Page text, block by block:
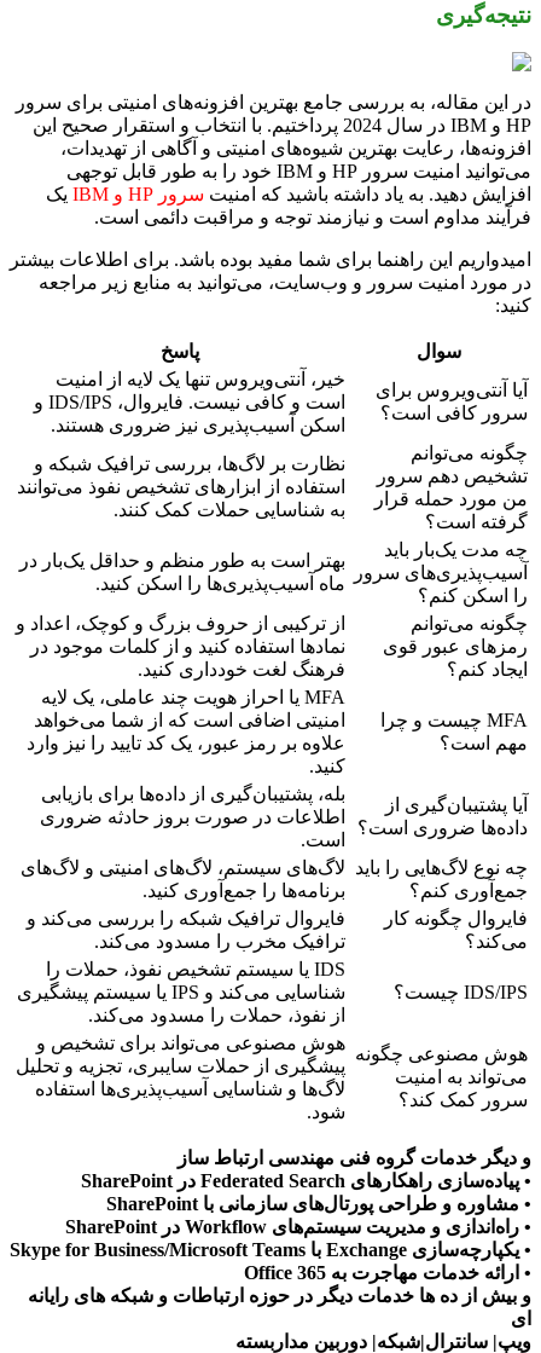
نتیجه‌گیری
در این مقاله، به بررسی جامع بهترین افزونه‌های امنیتی برای سرور
HP و IBM در سال 2024 پرداختیم. با انتخاب و استقرار صحیح این
افزونه‌ها، رعایت بهترین شیوه‌های امنیتی و آگاهی از تهدیدات،
می‌توانید امنیت سرور HP و IBM خود را به طور قابل توجهی
افزایش دهید. به یاد داشته باشید که امنیت سرور HP و IBM
یک
فرآیند مداوم است و نیازمند توجه و مراقبت دائمی است.
امیدواریم این راهنما برای شما مفید بوده باشد. برای اطلاعات بیشتر
در مورد امنیت سرور و وب‌سایت، می‌توانید به منابع زیر مراجعه
کنید:
سوال
پاسخ
آیا آنتی‌ویروس برای
سرور کافی است؟
خیر، آنتی‌ویروس تنها یک لایه از امنیت
است و کافی نیست. فایروال، IDS/IPS و
اسکن آسیب‌پذیری نیز ضروری هستند.
چگونه می‌توانم
تشخیص دهم سرور
من مورد حمله قرار
گرفته است؟
نظارت بر لاگ‌ها، بررسی ترافیک شبکه و
استفاده از ابزارهای تشخیص نفوذ می‌توانند
به شناسایی حملات کمک کنند.
چه مدت یک‌بار باید
آسیب‌پذیری‌های سرور
را اسکن کنم؟
بهتر است به طور منظم و حداقل یک‌بار در
ماه آسیب‌پذیری‌ها را اسکن کنید.
چگونه می‌توانم
رمزهای عبور قوی
ایجاد کنم؟
از ترکیبی از حروف بزرگ و کوچک، اعداد و
نمادها استفاده کنید و از کلمات موجود در
فرهنگ لغت خودداری کنید.
MFA چیست و چرا
مهم است؟
MFA یا احراز هویت چند عاملی، یک لایه
امنیتی اضافی است که از شما می‌خواهد
علاوه بر رمز عبور، یک کد تایید را نیز وارد
کنید.
آیا پشتیبان‌گیری از
داده‌ها ضروری است؟
بله، پشتیبان‌گیری از داده‌ها برای بازیابی
اطلاعات در صورت بروز حادثه ضروری
است.
چه نوع لاگ‌هایی را باید
جمع‌آوری کنم؟
لاگ‌های سیستم، لاگ‌های امنیتی و لاگ‌های
برنامه‌ها را جمع‌آوری کنید.
فایروال چگونه کار
می‌کند؟
فایروال ترافیک شبکه را بررسی می‌کند و
ترافیک مخرب را مسدود می‌کند.
IDS/IPS چیست؟
IDS یا سیستم تشخیص نفوذ، حملات را
شناسایی می‌کند و IPS یا سیستم پیشگیری
از نفوذ، حملات را مسدود می‌کند.
هوش مصنوعی چگونه
می‌تواند به امنیت
سرور کمک کند؟
هوش مصنوعی می‌تواند برای تشخیص و
پیشگیری از حملات سایبری، تجزیه و تحلیل
لاگ‌ها و شناسایی آسیب‌پذیری‌ها استفاده
شود.
و دیگر خدمات گروه فنی مهندسی ارتباط ساز
• پیاده‌سازی راهکارهای Federated Search در SharePoint
• مشاوره و طراحی پورتال‌های سازمانی با SharePoint
• راه‌اندازی و مدیریت سیستم‌های Workflow در SharePoint
• یکپارچه‌سازی Exchange با Skype for Business/Microsoft Teams
• ارائه خدمات مهاجرت به Office 365
و بیش از ده ها خدمات دیگر در حوزه ارتباطات و شبکه های رایانه
ای
ویپ| سانترال|شبکه| دوربین مداربسته